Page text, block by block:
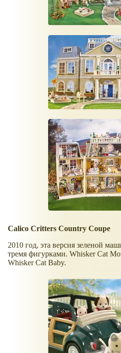
Calico Critters Country Coupe
2010 год, эта версия зеленой
тремя фигурками. Whisker Cat
Whisker Cat Baby.